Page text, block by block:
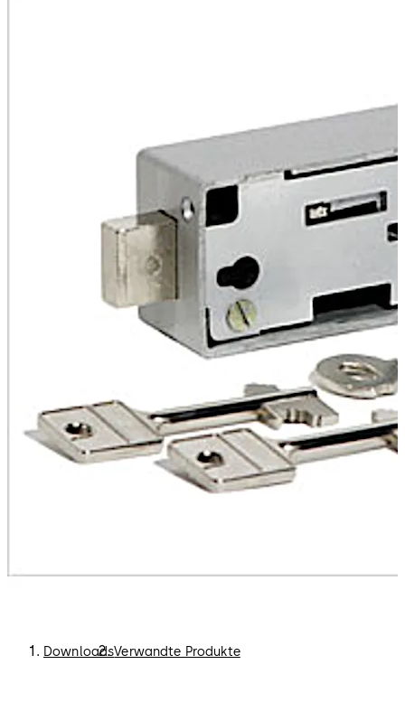
DownloadsVerwandte Produkte